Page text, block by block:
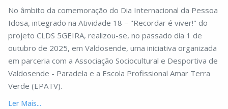
No âmbito da comemoração do Dia Internacional da Pessoa
Idosa, integrado na Atividade 18 – "Recordar é viver!" do
projeto CLDS 5GEIRA, realizou-se, no passado dia 1 de
outubro de 2025, em Valdosende, uma iniciativa organizada
em parceria com a Associação Sociocultural e Desportiva de
Valdosende - Paradela e a Escola Profissional Amar Terra
Verde (EPATV).
Ler Mais...